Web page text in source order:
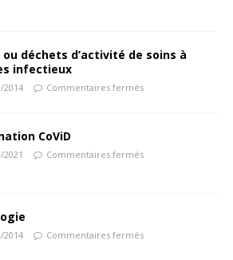
ou déchets d’activité de soins à
infectieux
2014 Commentaires fermés
CoViD
2021 Commentaires fermés
2014 Commentaires fermés